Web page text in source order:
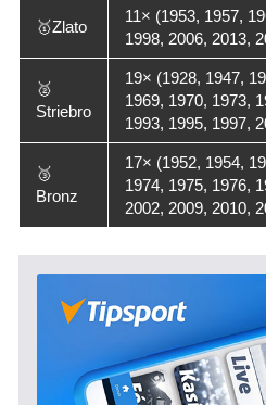
🥇Zlato
11× (1953, 1957,
1998, 2006, 2013,
🥈
Striebro
19× (1928, 1947,
1969, 1970, 1973,
1993, 1995, 1997,
🥉
Bronz
17× (1952, 1954,
1974, 1975, 1976,
2002, 2009, 2010,